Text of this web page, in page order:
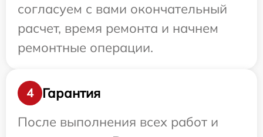
согласуем с вами окончательный
расчет, время ремонта и начнем
ремонтные операции.
4
Гарантия
После выполнения всех работ и